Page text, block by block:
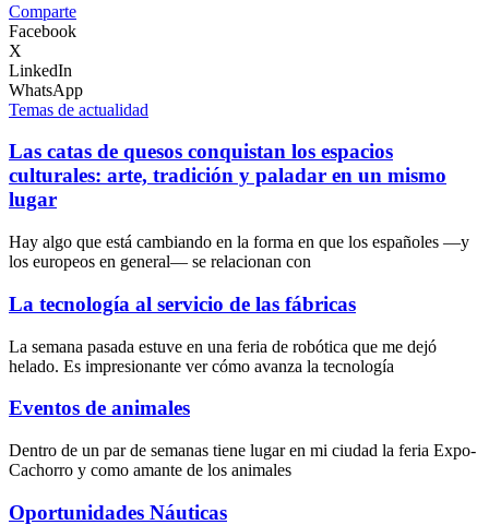
Comparte
Facebook
X
LinkedIn
WhatsApp
Temas de actualidad
Las catas de quesos conquistan los espacios
culturales: arte, tradición y paladar en un mismo
lugar
Hay algo que está cambiando en la forma en que los españoles —y
los europeos en general— se relacionan con
La tecnología al servicio de las fábricas
La semana pasada estuve en una feria de robótica que me dejó
helado. Es impresionante ver cómo avanza la tecnología
Eventos de animales
Dentro de un par de semanas tiene lugar en mi ciudad la feria Expo-
Cachorro y como amante de los animales
Oportunidades Náuticas